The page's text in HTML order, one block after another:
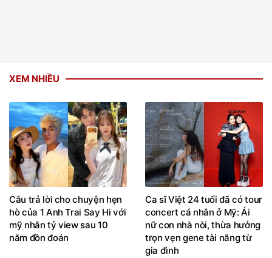
XEM NHIỀU
Câu trả lời cho chuyện hẹn
hò của 1 Anh Trai Say Hi với
mỹ nhân tỷ view sau 10
năm đồn đoán
Ca sĩ Việt 24 tuổi đã có tour
concert cá nhân ở Mỹ: Ái
nữ con nhà nòi, thừa hưởng
trọn vẹn gene tài năng từ
gia đình